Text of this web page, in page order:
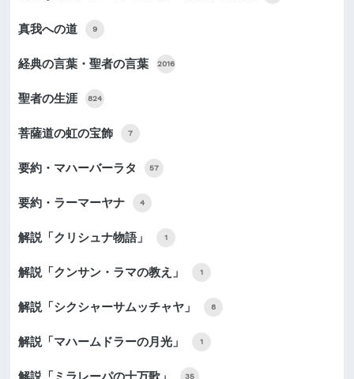
真我への道 9
経典の言葉・聖者の言葉 2016
聖者の生涯 824
菩薩道の虹の宝飾 7
要約・マハーバーラタ 57
要約・ラーマーヤナ 4
解説「クリシュナ物語」 1
解説「クンサン・ラマの教え」 1
解説「シクシャーサムッチャヤ」 8
解説「マハームドラーの月光」 1
35